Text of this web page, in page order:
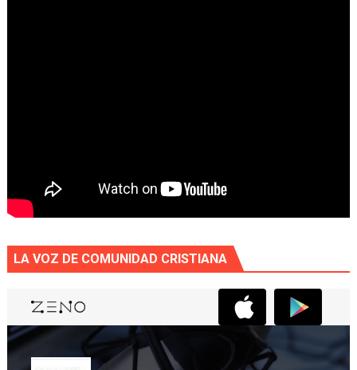
LA VOZ DE COMUNIDAD CRISTIANA